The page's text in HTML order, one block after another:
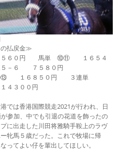
払戻金≫
０円 馬単 ⑩⑪ １６５４
－６ ７５８０円
１６８５０円 ３連単
３００円
では香港国際競走2021が行われ、日
参加、中でも引退の花道を飾ったの
に出走した川田将雅騎手鞍上のラヴ
牝馬５歳だった。これで牧場に帰
ってよい仔を輩出してほしい。